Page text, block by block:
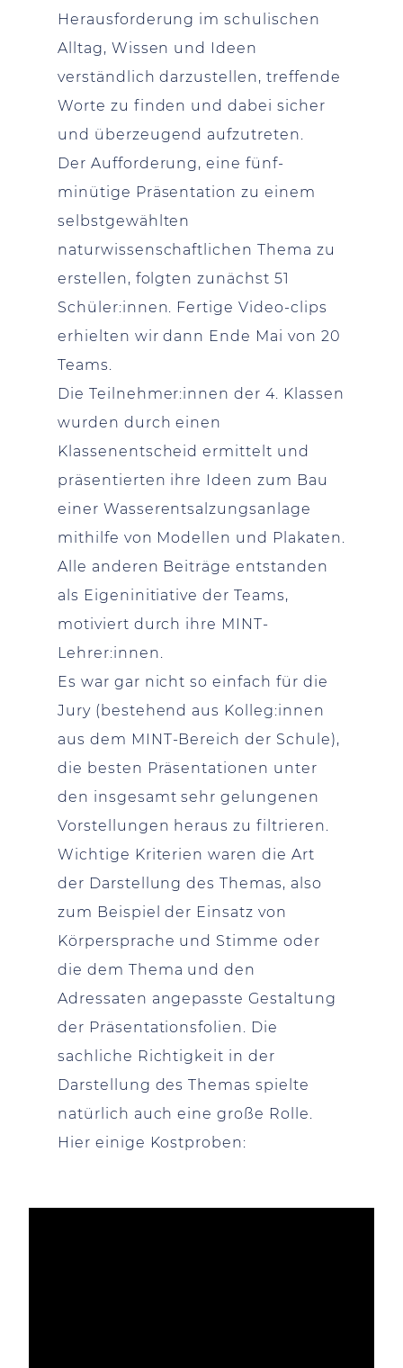
Herausforderung im schulischen
Alltag, Wissen und Ideen
verständlich darzustellen, treffende
Worte zu finden und dabei sicher
und überzeugend aufzutreten.
Der Aufforderung, eine fünf-
minütige Präsentation zu einem
selbstgewählten
naturwissenschaftlichen Thema zu
erstellen, folgten zunächst 51
Schüler:innen. Fertige Video-clips
erhielten wir dann Ende Mai von 20
Teams.
Die Teilnehmer:innen der 4. Klassen
wurden durch einen
Klassenentscheid ermittelt und
präsentierten ihre Ideen zum Bau
einer Wasserentsalzungsanlage
mithilfe von Modellen und Plakaten.
Alle anderen Beiträge entstanden
als Eigeninitiative der Teams,
motiviert durch ihre MINT-
Lehrer:innen.
Es war gar nicht so einfach für die
Jury (bestehend aus Kolleg:innen
aus dem MINT-Bereich der Schule),
die besten Präsentationen unter
den insgesamt sehr gelungenen
Vorstellungen heraus zu filtrieren.
Wichtige Kriterien waren die Art
der Darstellung des Themas, also
zum Beispiel der Einsatz von
Körpersprache und Stimme oder
die dem Thema und den
Adressaten angepasste Gestaltung
der Präsentationsfolien. Die
sachliche Richtigkeit in der
Darstellung des Themas spielte
natürlich auch eine große Rolle.
Hier einige Kostproben: